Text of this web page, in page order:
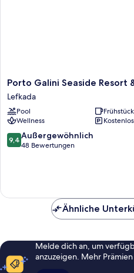
Porto
Galini
Seaside
Resort
&
Spa
Lefkada
Porto Galini Seaside Resort
Lefkada
Pool
Wellness
9.4
von
9,4 Außergewöhnlich
48 Bewertungen
Ähnliche
Melde dich an, um
anzuzeigen. Mehr